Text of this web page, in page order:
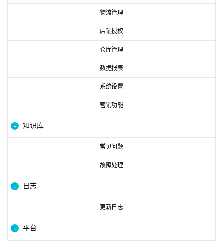
物流管理
店铺授权
仓库管理
数据报表
系统设置
营销功能
知识库
常见问题
故障处理
日志
更新日志
平台